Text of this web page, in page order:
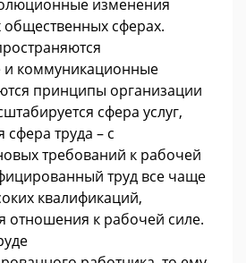
изменения
общественных сферах.
коммуникационные
принципы организации
сфера услуг,
труда – с
требований к рабочей
труд все чаще
квалификаций,
отношения к рабочей силе.